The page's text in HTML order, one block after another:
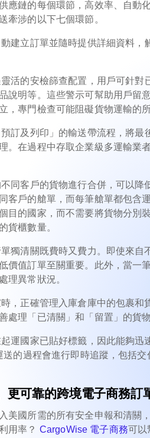
應鏈的每個環節，高效率、自動
牽涉的以下七個環節。
建立訂單並隨時提供詳細資料
活的安檢篩查配置，用戶可針對
說明等。這些警示可幫助用戶留
，專門檢查可能阻礙貨物運輸的
訂及列印」的輸送帶流程，將最
。在過程中存取企業級多運輸業
同客戶的貨物進行合併，可以
客戶的艙單，而每筆艙單都包含
目的國家，而不需要將貨物分別
貨櫃數量。
獨清關既費時又費力。即使來
價值訂單至關重要。此外，當一
理異常狀況。
，正確管理入庫倉庫中的包裹
處理「已清關」和「留置」的貨物
運國家已貼好標籤，因此能夠
的過程會進行即時追蹤，包括交
更可靠的跨境電子商務訂
美國所需的所有安全申報和清關
用率？ CargoWise 電子商務可以